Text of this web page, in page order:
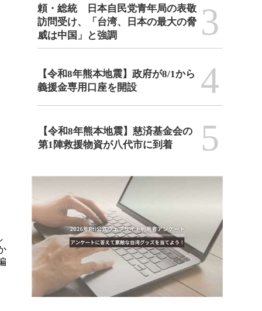
頼・総統 日本自民党青年局の表敬
訪問受け、「台湾、日本の最大の脅
威は中国」と強調
3
【令和8年熊本地震】政府が8/1から
義援金専用口座を開設
4
【令和8年熊本地震】慈済基金会の
第1陣救援物資が八代市に到着
5